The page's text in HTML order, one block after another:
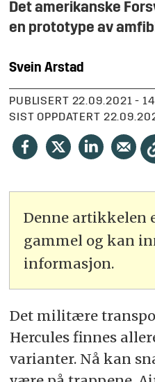
Det amerikanske
en prototype av
Svein Arstad
PUBLISERT
22.09.2021 -
SIST OPPDATERT
Denne artikkelen
gammel og kan
informasjon.
Det militære
Hercules finnes
varianter. Nå kan